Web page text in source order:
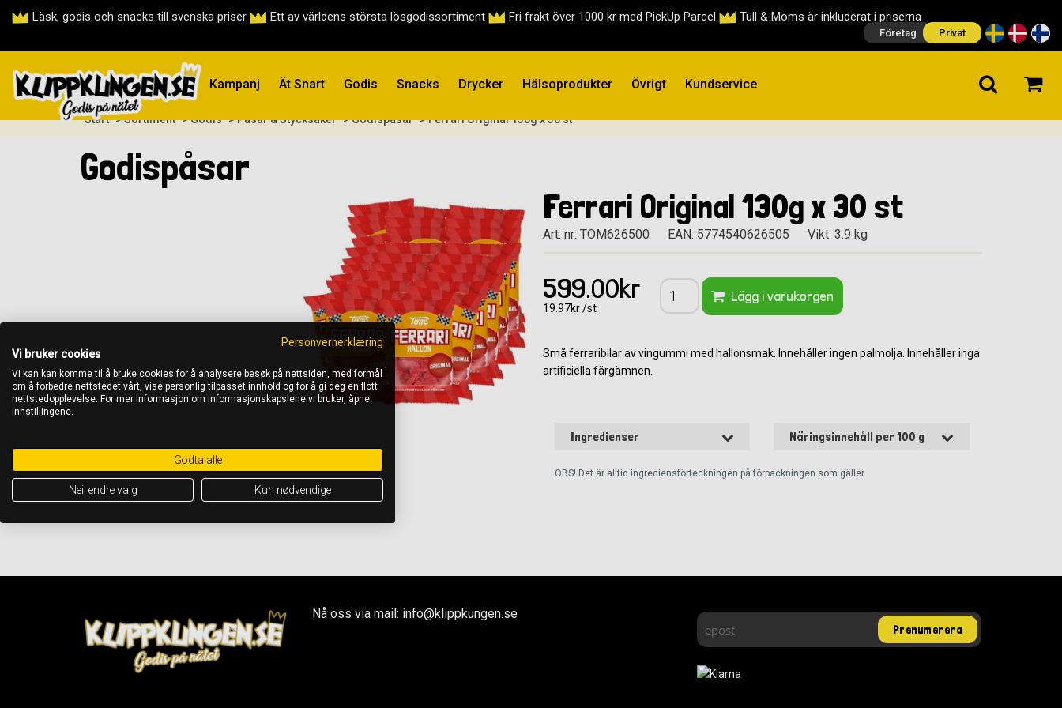
Läsk, godis och snacks till svenska priser Ett av världens största lösgodissortiment Fri frakt över 1000 kr med PickUp Parcel Tull & Moms är inkluderat i priserna
Företag Privat
Kampanj Ät Snart Godis Snacks Drycker Hälsoprodukter Övrigt Kundservice
Start > Sortiment > Godis > Påsar & Stycksaker > Godispåsar > Ferrari Original 130g x 30 st
Godispåsar
Ferrari Original 130g x 30 st
Art. nr: TOM626500 EAN: 5774540626505 Vikt: 3.9 kg
599.00kr
19.97kr /st
Lägg i varukorgen
Små ferraribilar av vingummi med hallonsmak. Innehåller ingen palmolja. Innehåller inga
artificiella färgämnen.
Ingredienser Näringsinnehåll per 100 g
OBS! Det är alltid ingrediensförteckningen på förpackningen som gäller
Nå oss via mail: info@klippkungen.se
Personvernerklæring
Vi bruker cookies
Vi kan kan komme til å bruke cookies for å analysere besøk på nettsiden, med formål
om å forbedre nettstedet vårt, vise personlig tilpasset innhold og for å gi deg en flott
nettstedopplevelse. For mer informasjon om informasjonskapslene vi bruker, åpne
innstillingene.
Godta alle
Nei, endre valg Kun nødvendige